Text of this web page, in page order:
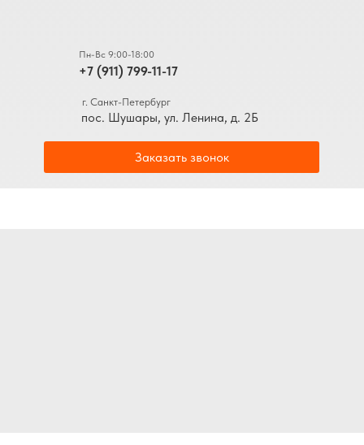
+7 (911) 799-11-17
Пн-Вс 9:00-18:00
Заказать звонок
пос. Шушары, ул. Ленина, д. 2Б
г. Санкт-Петербург